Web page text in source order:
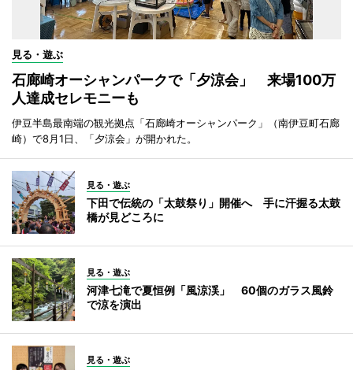
見る・遊ぶ
石廊崎オーシャンパークで「夕涼会」 来場100万
人達成セレモニーも
伊豆半島最南端の観光拠点「石廊崎オーシャンパーク」（南伊豆町石廊
崎）で8月1日、「夕涼会」が開かれた。
見る・遊ぶ
下田で伝統の「太鼓祭り」開催へ 手に汗握る太鼓
橋が見どころに
見る・遊ぶ
河津七滝で夏恒例「風涼渓」 60個のガラス風鈴
で涼を演出
見る・遊ぶ